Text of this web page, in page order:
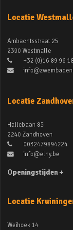
Locatie
Ambachtsstraat 25
2390 Westmalle
+32 (0)16 89 96
Locatie
Hallebaan 85
2240 Zandhoven
0032479894224
info@elny.be
Openingstijden +
Locatie
Weihoek 14